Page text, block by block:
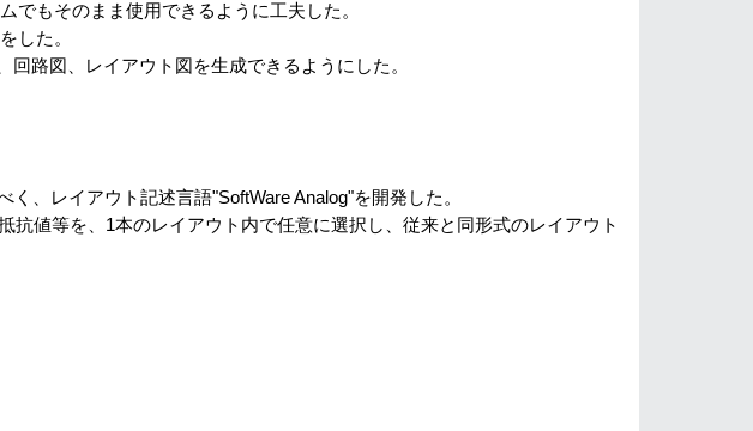
もそのまま使用できるように工夫した。
した。
路図、レイアウト図を生成できるようにした。
レイアウト記述言語"SoftWare Analog"を開発した。
等を、1本のレイアウト内で任意に選択し、従来と同形式のレイアウト